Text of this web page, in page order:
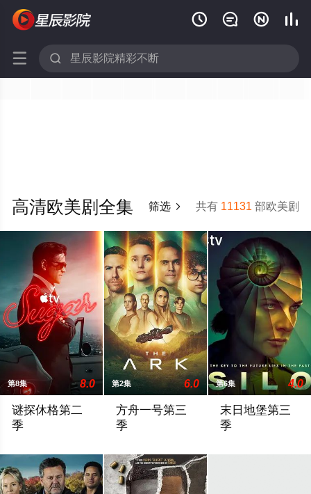
   
 
共有 11131 部欧美剧
高清欧美剧全集 筛选 
第8集 8.0
谜探休格第二
季
第2集 6.0
方舟一号第三
季
第6集 4.0
末日地堡第三
季